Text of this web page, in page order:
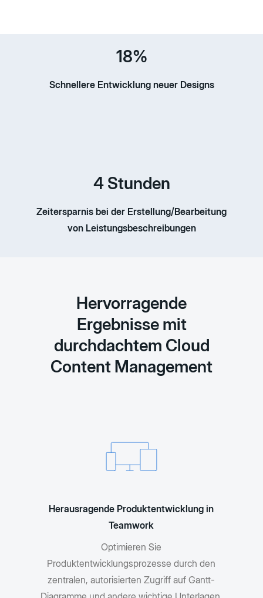
18%
Schnellere Entwicklung neuer Designs
4 Stunden
Zeitersparnis bei der Erstellung/Bearbeitung
von Leistungsbeschreibungen
Hervorragende
Ergebnisse mit
durchdachtem Cloud
Content Management
Herausragende Produktentwicklung in
Teamwork
Optimieren Sie
Produktentwicklungsprozesse durch den
zentralen, autorisierten Zugriff auf Gantt-